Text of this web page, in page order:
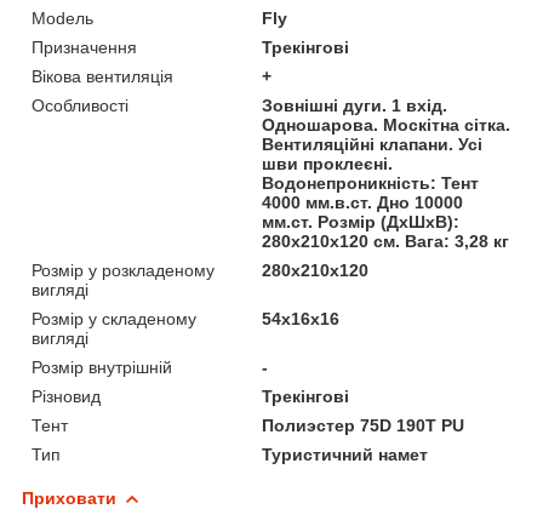
Моdель
Fly
Призначення
Трекінгові
Вікова вентиляція
+
Особливості
Зовнішні дуги. 1 вхід.
Одношарова. Москітна сітка.
Вентиляційні клапани. Усі
шви проклеєні.
Водонепроникність: Тент
4000 мм.в.ст. Дно 10000
мм.ст. Розмір (ДхШхВ):
280х210х120 см. Вага: 3,28 кг
Розмір у розкладеному
вигляді
280х210х120
Розмір у складеному
вигляді
54х16х16
Розмір внутрішній
-
Різновид
Трекінгові
Тент
Полиэстер 75D 190T PU
Тип
Туристичний намет
Приховати